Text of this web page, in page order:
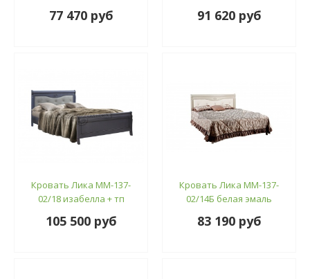
77 470 руб 91 620 руб
Кровать Лика ММ-137-
02/18 изабелла + тп
105 500 руб
Кровать Лика ММ-137-
02/14Б белая эмаль
83 190 руб